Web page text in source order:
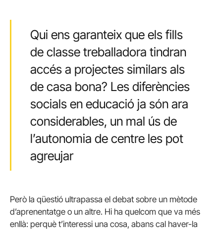
Qui ens garanteix que els fills
de classe treballadora tindran
accés a projectes similars als
de casa bona? Les diferències
socials en educació ja són ara
considerables, un mal ús de
l’autonomia de centre les pot
agreujar
Però la qüestió ultrapassa el debat sobre un mètode
d’aprenentatge o un altre. Hi ha quelcom que va més
enllà: perquè t’interessi una cosa, abans cal haver-la